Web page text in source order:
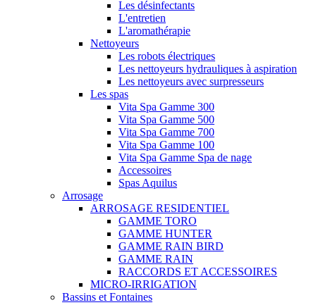
Les désinfectants
L'entretien
L'aromathérapie
Nettoyeurs
Les robots électriques
Les nettoyeurs hydrauliques à aspiration
Les nettoyeurs avec surpresseurs
Les spas
Vita Spa Gamme 300
Vita Spa Gamme 500
Vita Spa Gamme 700
Vita Spa Gamme 100
Vita Spa Gamme Spa de nage
Accessoires
Spas Aquilus
Arrosage
ARROSAGE RESIDENTIEL
GAMME TORO
GAMME HUNTER
GAMME RAIN BIRD
GAMME RAIN
RACCORDS ET ACCESSOIRES
MICRO-IRRIGATION
Bassins et Fontaines